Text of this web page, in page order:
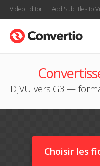
Video Editor Add Subtitles to
DJVU vers G3 —
Choisir les